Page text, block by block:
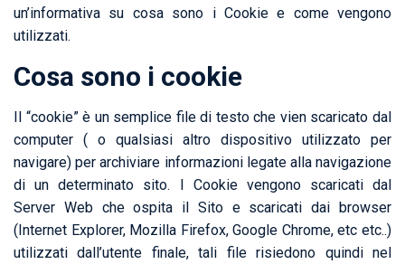
un’informativa su cosa sono i Cookie e come vengono
utilizzati.
Cosa sono i cookie
Il “cookie” è un semplice file di testo che vien scaricato dal
computer ( o qualsiasi altro dispositivo utilizzato per
navigare) per archiviare informazioni legate alla navigazione
di un determinato sito. I Cookie vengono scaricati dal
Server Web che ospita il Sito e scaricati dai browser
(Internet Explorer, Mozilla Firefox, Google Chrome, etc etc..)
utilizzati dall’utente finale, tali file risiedono quindi nel